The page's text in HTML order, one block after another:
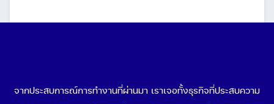
May 24, 2023
จากประสบการณ์การทำงานที่ผ่านมา เราเจอทั้งธุรกิจที่ประสบความ